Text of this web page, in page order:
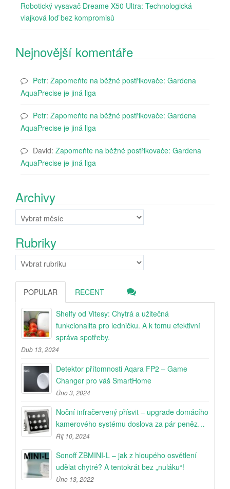
Robotický vysavač Dreame X50 Ultra: Technologická
vlajková loď bez kompromisů
Nejnovější komentáře
Petr: Zapomeňte na běžné postřikovače: Gardena
AquaPrecise je jiná liga
Petr: Zapomeňte na běžné postřikovače: Gardena
AquaPrecise je jiná liga
David: Zapomeňte na běžné postřikovače: Gardena
AquaPrecise je jiná liga
Archivy
Archivy
Rubriky
Rubriky
POPULAR RECENT
Shelfy od Vitesy: Chytrá a užitečná
funkcionalita pro ledničku. A k tomu efektivní
správa spotřeby.
Dub 13, 2024
Detektor přítomnosti Aqara FP2 – Game
Changer pro váš SmartHome
Úno 3, 2024
Noční infračervený přísvit – upgrade domácího
kamerového systému doslova za pár peněz…
Říj 10, 2024
Sonoff ZBMINI-L – jak z hloupého osvětlení
udělat chytré? A tentokrát bez „nuláku“!
Úno 13, 2022